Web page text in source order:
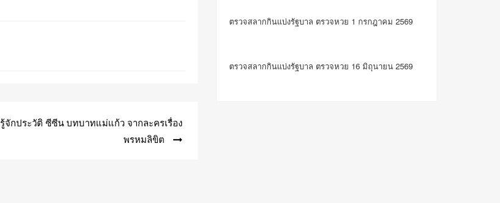
รู้จักประวัติ ซีซีน บทบาทแม่แก้ว จากละครเรื่อง
พรหมลิขิต
ตรวจสลากกินแบ่งรัฐบาล ตรวจหวย 1 กรกฎาคม 2569
ตรวจสลากกินแบ่งรัฐบาล ตรวจหวย 16 มิถุนายน 2569